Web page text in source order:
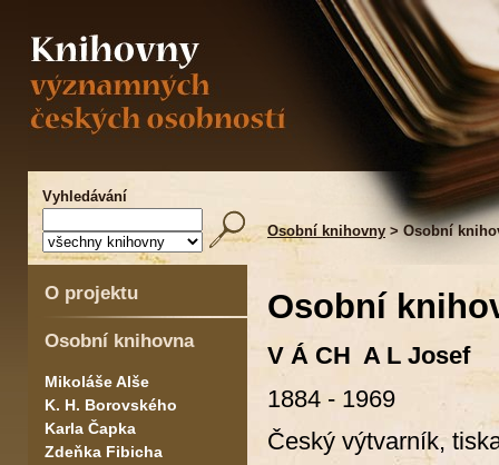
Vyhledávání
Osobní knihovny > Osobní
O projektu
Osobní knihovna
Mikoláše Alše
K. H. Borovského
Karla Čapka
Zdeňka Fibicha
Osobní
V Á CH A L Josef
1884 - 1969
Český výtvarník,